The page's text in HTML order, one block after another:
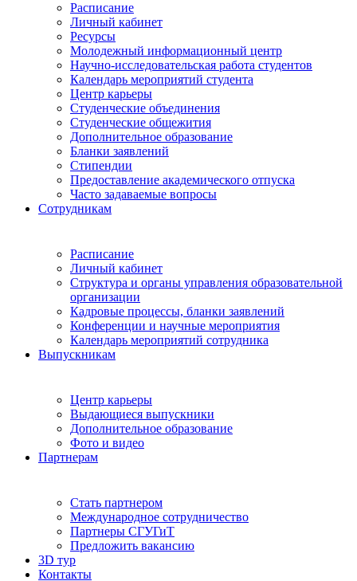
Расписание
Личный кабинет
Ресурсы
Молодежный информационный центр
Научно-исследовательская работа студентов
Календарь мероприятий студента
Центр карьеры
Студенческие объединения
Студенческие общежития
Дополнительное образование
Бланки заявлений
Стипендии
Предоставление академического отпуска
Часто задаваемые вопросы
Сотрудникам
Расписание
Личный кабинет
Структура и органы управления образовательной
организации
Кадровые процессы, бланки заявлений
Конференции и научные мероприятия
Календарь мероприятий сотрудника
Выпускникам
Центр карьеры
Выдающиеся выпускники
Дополнительное образование
Фото и видео
Партнерам
Стать партнером
Международное сотрудничество
Партнеры СГУГиТ
Предложить вакансию
3D тур
Контакты